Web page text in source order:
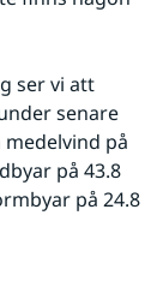
ser vi att
senare
på
på 43.8
på 24.8